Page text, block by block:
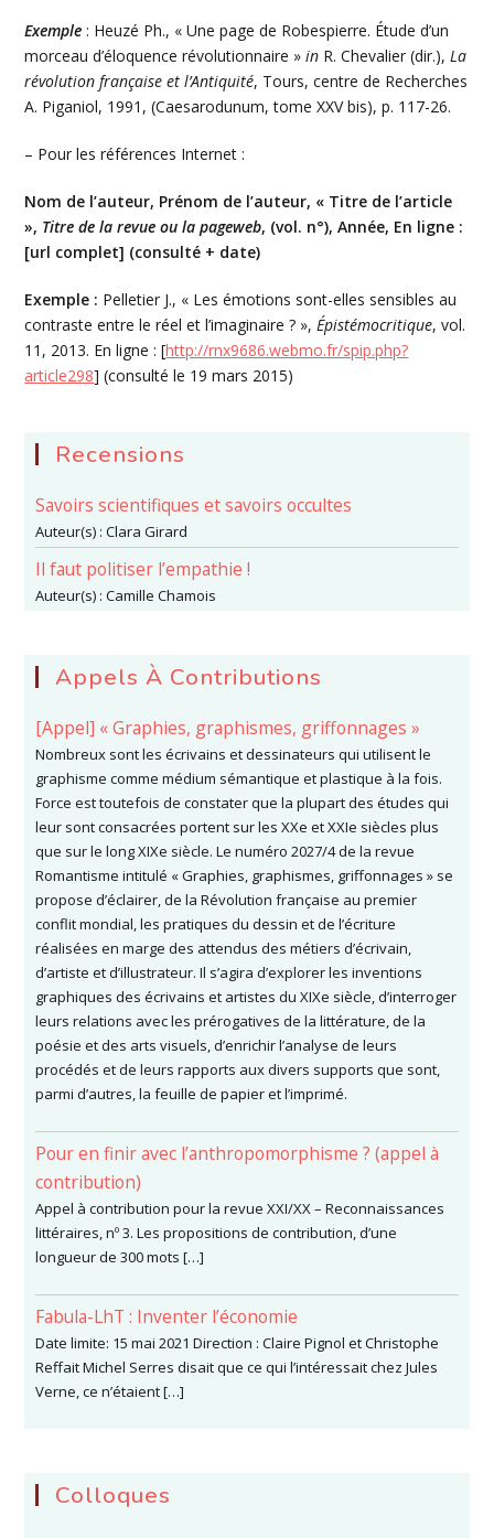
Exemple : Heuzé Ph., « Une page de Robespierre. Étude d’un
morceau d’éloquence révolutionnaire »in R. Chevalier (dir.),La
révolution française et l’Antiquité, Tours, centre de Recherches
A. Piganiol, 1991, (Caesarodunum, tome XXV bis), p. 117-26.
– Pour les références Internet :
Nom de l’auteur, Prénom de l’auteur, « Titre de l’article
», Titre de la revue ou la pageweb, (vol. n°), Année, En ligne :
[url complet] (consulté + date)
Exemple : Pelletier J., « Les émotions sont-elles sensibles au
contraste entre le réel et l’imaginaire ? »,Épistémocritique, vol.
11, 2013. En ligne : [http://rnx9686.webmo.fr/spip.php?
article298] (consulté le 19 mars 2015)
Recensions
Savoirs scientifiques et savoirs occultes
Auteur(s) :Clara Girard
Il faut politiser l’empathie !
Auteur(s) :Camille Chamois
Appels À Contributions
[Appel] « Graphies, graphismes, griffonnages »
Nombreux sont les écrivains et dessinateurs qui utilisent le
graphisme comme médium sémantique et plastique à la fois.
Force est toutefois de constater que la plupart des études qui
leur sont consacrées portent sur les XXe et XXIe siècles plus
que sur le long XIXe siècle. Le numéro 2027/4 de la revue
Romantisme intitulé « Graphies, graphismes, griffonnages » se
propose d’éclairer, de la Révolution française au premier
conflit mondial, les pratiques du dessin et de l’écriture
réalisées en marge des attendus des métiers d’écrivain,
d’artiste et d’illustrateur. Il s’agira d’explorer les inventions
graphiques des écrivains et artistes du XIXe siècle, d’interroger
leurs relations avec les prérogatives de la littérature, de la
poésie et des arts visuels, d’enrichir l’analyse de leurs
procédés et de leurs rapports aux divers supports que sont,
parmi d’autres, la feuille de papier et l’imprimé.
Pour en finir avec l’anthropomorphisme ? (appel à
contribution)
Appel à contribution pour la revue XXI/XX – Reconnaissances
littéraires, nº 3. Les propositions de contribution, d’une
longueur de 300 mots […]
Fabula-LhT : Inventer l’économie
Date limite: 15 mai 2021 Direction : Claire Pignol et Christophe
Reffait Michel Serres disait que ce qui l’intéressait chez Jules
Verne, ce n’étaient […]
Colloques